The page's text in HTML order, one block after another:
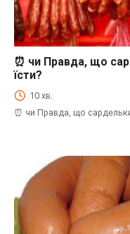
⏰Енциклопедія Coofood. Як
⏰ чи Правда, що
їсти?
10 хв.
⏰ чи Правда, що